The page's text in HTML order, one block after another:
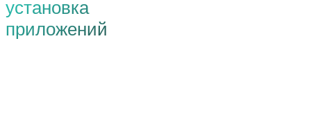
установка
приложений